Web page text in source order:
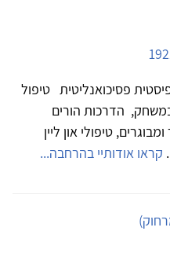
פסיכואנליטית טיפול
הדרכות הורים
טיפולי און ליין
קראו אודותיי בהרחבה...